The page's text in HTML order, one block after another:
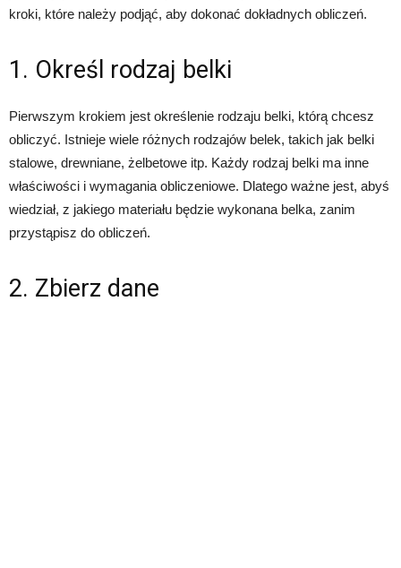
kroki, które należy podjąć, aby dokonać dokładnych obliczeń.
1. Określ rodzaj belki
Pierwszym krokiem jest określenie rodzaju belki, którą chcesz
obliczyć. Istnieje wiele różnych rodzajów belek, takich jak belki
stalowe, drewniane, żelbetowe itp. Każdy rodzaj belki ma inne
właściwości i wymagania obliczeniowe. Dlatego ważne jest, abyś
wiedział, z jakiego materiału będzie wykonana belka, zanim
przystąpisz do obliczeń.
2. Zbierz dane